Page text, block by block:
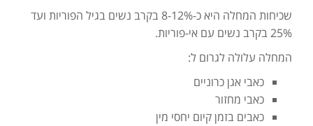
שכיחות המחלה היא כ-8-12% בקרב נשים בגיל הפוריות ועד
25% בקרב נשים עם אי-פוריות.
המחלה עלולה לגרום ל:
כאבי אגן כרוניים
כאבי מחזור
כאבים בזמן קיום יחסי מין